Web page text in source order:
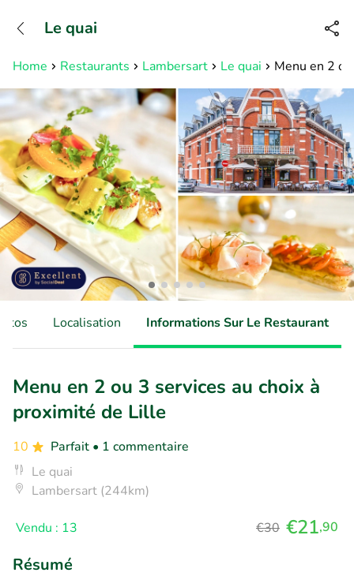
Disponible jusqu'à 23:00 heures
Home Restaurants Lambersart Le quai Menu en 2
Le quai
Localisation Informations Sur Le Restaurant
Menu en 2 ou 3 services au choix à
proximité de Lille
10 Parfait • 1 commentaire
Le quai
Lambersart (244km)
Vendu : 13 €30 €21,90
Résumé